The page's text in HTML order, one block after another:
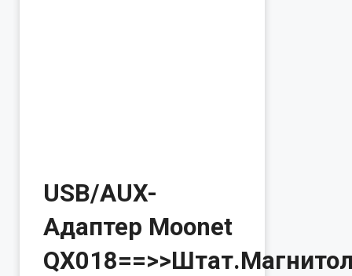
USB/AUX-
Адаптер Moonet